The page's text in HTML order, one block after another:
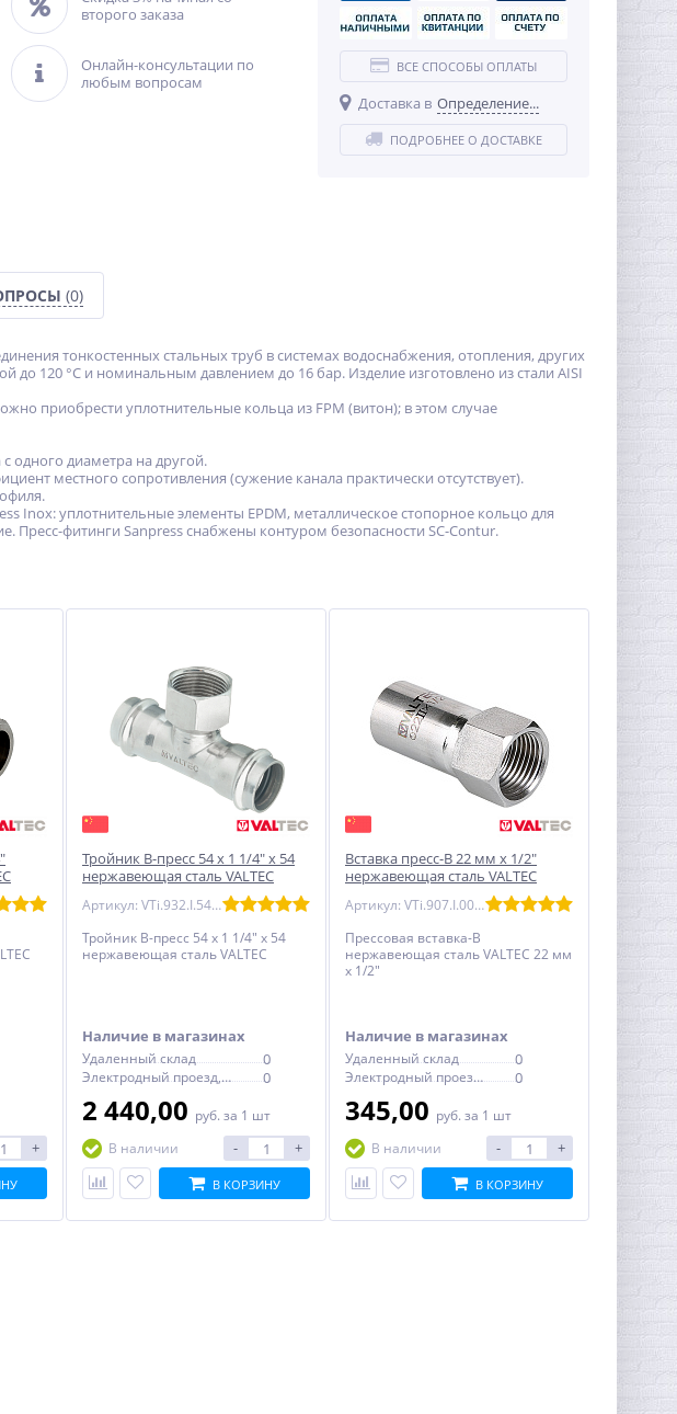
второго заказа
Онлайн-консультации по
любым вопросам
ВСЕ СПОСОБЫ ОПЛАТЫ
Доставка в Определение...
ПОДРОБНЕЕ О ДОСТАВКЕ
(0)
тонкостенных стальных труб в системах водоснабжения, отопления, других
до 120 °С и номинальным давлением до 16 бар. Изделие изготовлено из стали AISI
приобрести уплотнительные кольца из FPM (витон); в этом случае
одного диаметра на другой.
местного сопротивления (сужение канала практически отсутствует).
Inox: уплотнительные элементы EPDM, металлическое стопорное кольцо для
Пресс-фитинги Sanpress снабжены контуром безопасности SC-Contur.
+
Тройник В-пресс 54 x 1 1/4" x 54
нержавеющая сталь VALTEC
Артикул: VTi.932.I.540754
Тройник В-пресс 54 x 1 1/4" x 54
нержавеющая сталь VALTEC
Наличие в магазинах
Удаленный склад 0
Электродный проезд, 6с1 0
2 440,00 руб. за 1 шт
В наличии
- +
В КОРЗИНУ
Вставка пресс-В 22 мм х 1/2"
нержавеющая сталь VALTEC
Артикул: VTi.907.I.002204
Прессовая вставка-В
нержавеющая сталь VALTEC 22 мм
х 1/2"
Наличие в магазинах
Удаленный склад 0
Электродный проезд, 6с1 0
345,00 руб. за 1 шт
В наличии
- +
В КОРЗИНУ